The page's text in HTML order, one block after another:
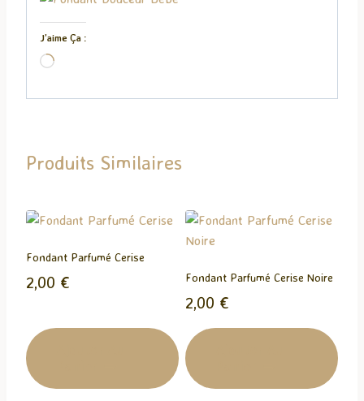
J’aime Ça :
C
a
e
n
…
Produits Similaires
Fondant Parfumé Cerise
2,00 € Fondant Parfumé Cerise Noire
2,00 €